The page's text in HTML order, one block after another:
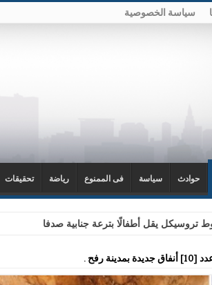
سياسة الخصوصية
حوادث سياسة فى الممنوع رياضة تحقيقات
يقل أطفالًا بترعة جنابية صدفا
رفح .